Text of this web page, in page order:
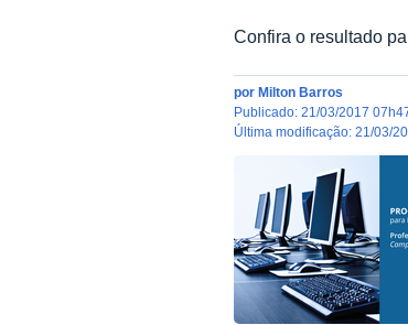
Confira o resultado
por Milton Barros
publicado: 21/03/2017
última modificação: 21/03/